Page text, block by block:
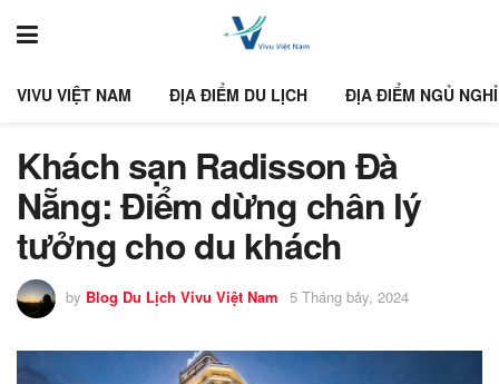
VIVU VIỆT NAM ĐỊA ĐIỂM DU LỊCH ĐỊA ĐIỂM NGỦ NGHỈ
Khách sạn Radisson Đà
Nẵng: Điểm dừng chân lý
tưởng cho du khách
by Blog Du Lịch Vivu Việt Nam 5 Tháng bảy, 2024